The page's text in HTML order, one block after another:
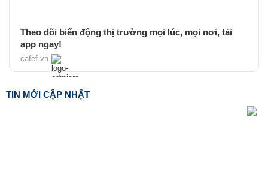
Theo dõi biến động thị trường mọi lúc, mọi nơi, tải
app ngay!
cafef.vn
TIN MỚI CẬP NHẬT